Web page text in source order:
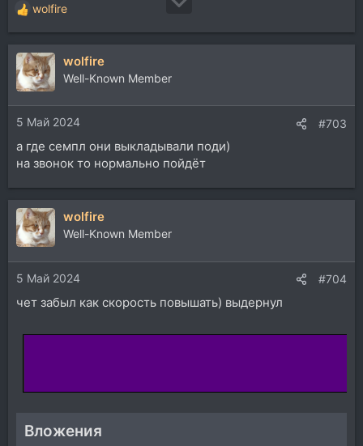
Р
е
а
к
ц
и
и
:
wolfire
wolfire
Well-Known Member
5 Май 2024 #703
а где семпл они выкладывали поди)
на звонок то нормально пойдёт
wolfire
Well-Known Member
5 Май 2024 #704
чет забыл как скорость повышать) выдернул
Вложения